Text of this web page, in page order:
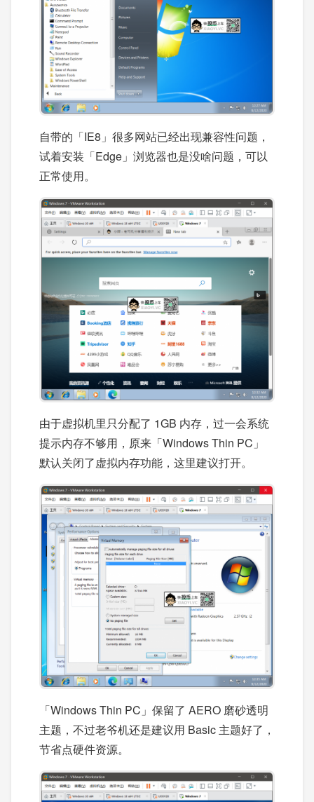
自带的「IE8」很多网站已经出现兼容性问题，
试着安装「Edge」浏览器也是没啥问题，可以
正常使用。
由于虚拟机里只分配了 1GB 内存，过一会系统
提示内存不够用，原来「Windows Thin PC」
默认关闭了虚拟内存功能，这里建议打开。
「Windows Thin PC」保留了 AERO 磨砂透明
主题，不过老爷机还是建议用 Basic 主题好了，
节省点硬件资源。